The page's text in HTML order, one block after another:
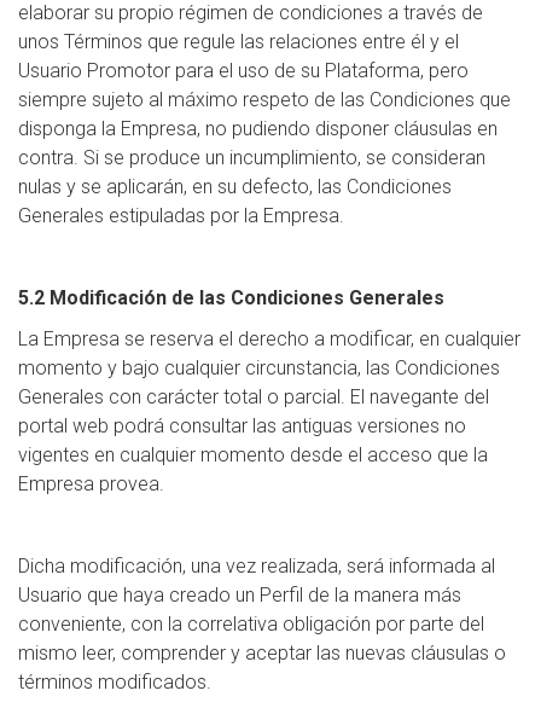
elaborar su propio régimen de condiciones a través de
unos Términos que regule las relaciones entre él y el
Usuario Promotor para el uso de su Plataforma, pero
siempre sujeto al máximo respeto de las Condiciones que
disponga la Empresa, no pudiendo disponer cláusulas en
contra. Si se produce un incumplimiento, se consideran
nulas y se aplicarán, en su defecto, las Condiciones
Generales estipuladas por la Empresa.
5.2 Modificación de las Condiciones Generales
La Empresa se reserva el derecho a modificar, en cualquier
momento y bajo cualquier circunstancia, las Condiciones
Generales con carácter total o parcial. El navegante del
portal web podrá consultar las antiguas versiones no
vigentes en cualquier momento desde el acceso que la
Empresa provea.
Dicha modificación, una vez realizada, será informada al
Usuario que haya creado un Perfil de la manera más
conveniente, con la correlativa obligación por parte del
mismo leer, comprender y aceptar las nuevas cláusulas o
términos modificados.